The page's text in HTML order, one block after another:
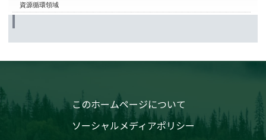
資源循環領域
このホームページについて
ソーシャルメディアポリシー